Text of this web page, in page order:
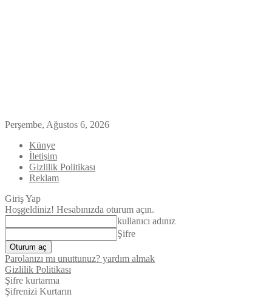
Perşembe, Ağustos 6, 2026
Künye
İletişim
Gizlilik Politikası
Reklam
Giriş Yap
Hoşgeldiniz! Hesabınızda oturum açın.
kullanıcı adınız
Şifre
Parolanızı mı unuttunuz? yardım almak
Gizlilik Politikası
Şifre kurtarma
Şifrenizi Kurtarın